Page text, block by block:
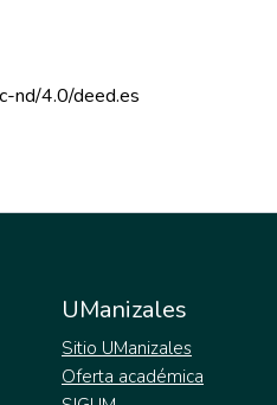
nd/4.0/deed.es
UManizales
Sitio UManizales
Oferta académica